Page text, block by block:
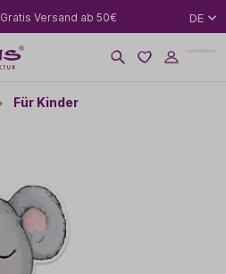
Gratis Versand ab 50€ DE
Für Kinder